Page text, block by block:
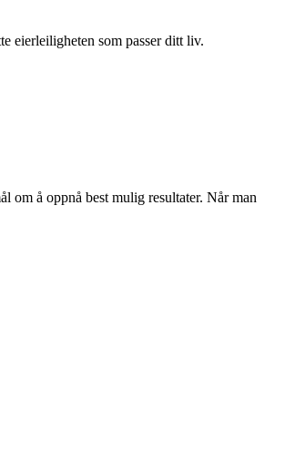
eierleiligheten som passer ditt liv.
om å oppnå best mulig resultater. Når man